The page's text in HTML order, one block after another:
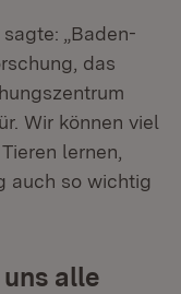
„Baden-
das
Wir können viel
lernen,
auch so wichtig
alle